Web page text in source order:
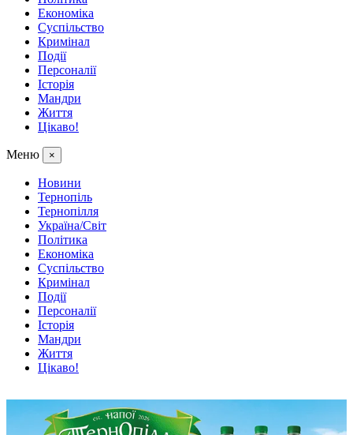
Економіка
Суспільство
Кримінал
Події
Персоналії
Історія
Мандри
Життя
Цікаво!
Меню ×
Новини
Тернопіль
Тернопілля
Україна/Світ
Політика
Економіка
Суспільство
Кримінал
Події
Персоналії
Історія
Мандри
Життя
Цікаво!